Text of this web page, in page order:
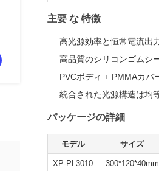
主要 な 特徴
高光源効率と恒常電流出
高品質のシリコンゴムシ
PVCボディ + PMMAカバ
統合された光源構造は均
パッケージの詳細
モデル サイズ
XP-PL3010 300*120*40mm